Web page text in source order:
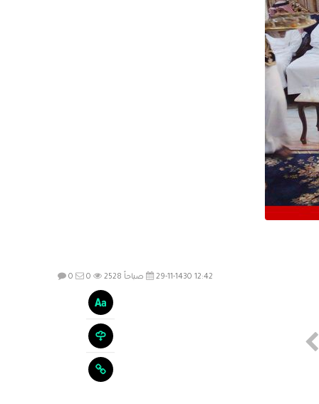
29-11-1430 12:42 صباحاً 0 0 2528